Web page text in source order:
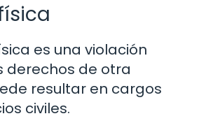
es una violación
derechos de otra
resultar en cargos
civiles.